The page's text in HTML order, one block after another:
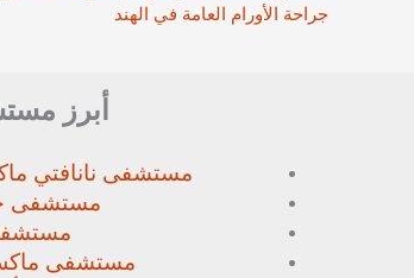
جراحة الأورام العامة في الهند
أبرز
مستشفى نانافتي
مستشفى
مستشفى